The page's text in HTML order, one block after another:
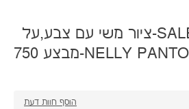
חוות דעת על SALES-ציור משי עם צבע,על
דיקט של הצייר, NELLY PANTO-מבצע 750
הוסף חוות דעת